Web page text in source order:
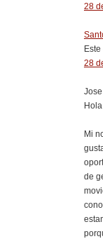
28
28
Jose
Mi
de